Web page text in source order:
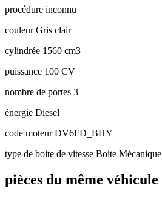
procédure inconnu
couleurGris clair
cylindrée 1560 cm3
puissance 100 CV
nombre de portes 3
énergie Diesel
code moteurDV6FD_BHY
type de boite de vitesse Boite Mécanique
pièces du même véhicule